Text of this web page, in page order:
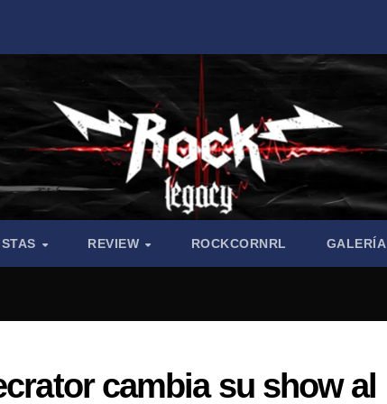
REVIEW ROCKCORNRL GALERÍA
cambia su show al